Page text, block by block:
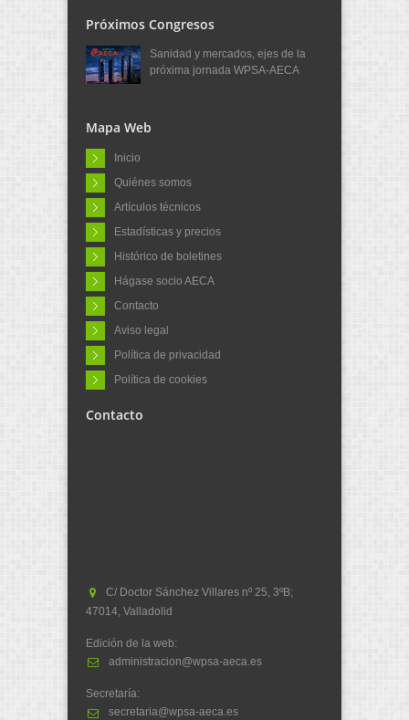
Próximos Congresos
Sanidad y mercados, ejes de la
próxima jornada WPSA-AECA
Mapa Web
Inicio
Quiénes somos
Artículos técnicos
Estadísticas y precios
Histórico de boletines
Hágase socio AECA
Contacto
Aviso legal
Política de privacidad
Política de cookies
Contacto
C/ Doctor Sánchez Villares nº 25, 3ºB;
47014, Valladolid
Edición de la web:
administracion@wpsa-aeca.es
Secretaría:
secretaria@wpsa-aeca.es